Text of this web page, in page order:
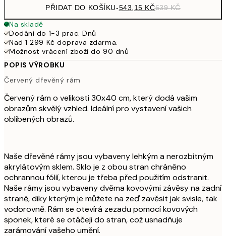
PŘIDAT DO KOŠÍKU-543,15 KČ639 KČ
Na skladě
Dodání do 1-3 prac. Dnů
Nad 1 299 Kč doprava zdarma.
Možnost vrácení zboží do 90 dnů
POPIS VÝROBKU
Červený dřevěný rám
Červený rám o velikosti 30x40 cm, který dodá vašim
obrazům skvělý vzhled. Ideální pro vystavení vašich
oblíbených obrazů.
Naše dřevěné rámy jsou vybaveny lehkým a nerozbitným
akrylátovým sklem. Sklo je z obou stran chráněno
ochrannou fólií, kterou je třeba před použitím odstranit.
Naše rámy jsou vybaveny dvěma kovovými závěsy na zadní
straně, díky kterým je můžete na zeď zavěsit jak svisle, tak
vodorovně. Rám se otevírá zezadu pomocí kovových
sponek, které se otáčejí do stran, což usnadňuje
zarámování vašeho umění.